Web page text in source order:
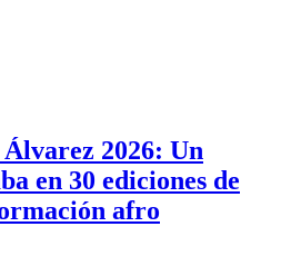
2026: Un
en 30 ediciones de
afro